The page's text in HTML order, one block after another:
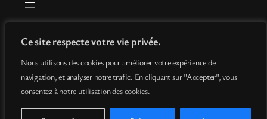
Ce site respecte votre vie privée.
Nous utilisons des cookies pour améliorer votre expérience de
navigation, et analyser notre trafic. En cliquant sur "Accepter", vous
consentez à notre utilisation des cookies.
Boutique
Info
Contact
Mentions légales
Conditions générales de vente